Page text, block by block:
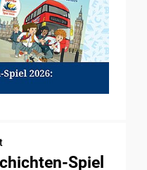
Spiel